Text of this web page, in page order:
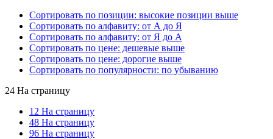
Сортировать по позиции: высокие позиции выше
Сортировать по алфавиту: от А до Я
Сортировать по алфавиту: от Я до А
Сортировать по цене: дешевые выше
Сортировать по цене: дорогие выше
Сортировать по популярности: по убыванию
24 На страницу
12 На страницу
48 На страницу
96 На страницу